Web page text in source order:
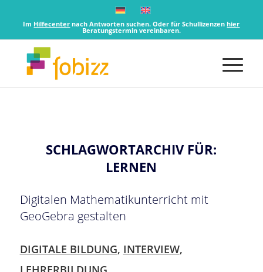
Im Hilfecenter nach Antworten suchen. Oder für Schullizenzenhier
Beratungstermin vereinbaren.
SCHLAGWORTARCHIV FÜR:
LERNEN
Digitalen Mathematikunterricht mit
GeoGebra gestalten
DIGITALE BILDUNG, INTERVIEW,